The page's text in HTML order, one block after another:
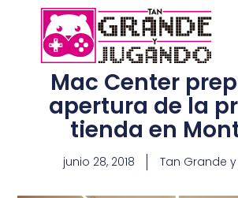
Mac Center
apertura de la
tienda en
junio 28, 2018 Tan Grande